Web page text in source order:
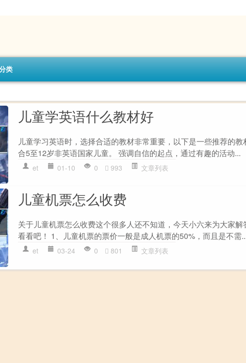
类
儿童学英语什么教材好
儿童学习英语时，选择合适的教材非常重要，以下是一些推荐的
合5至12岁非英语国家儿童。 强调自信的起点，通过有趣的活动...
et 01-10 0 993 文章列表
儿童机票怎么收费
关于儿童机票怎么收费这个很多人还不知道，今天小六来为大家
看看吧！ 1、儿童机票的票价一般是成人机票的50%，而且是不需
et 03-24 0 801 文章列表